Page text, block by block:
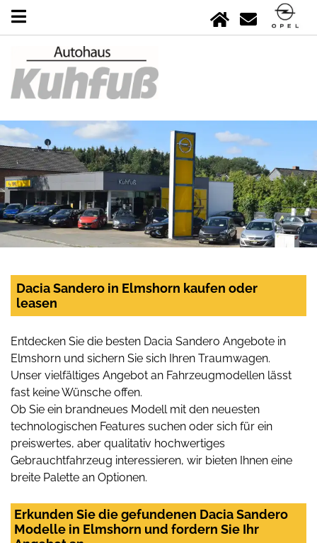
Dacia Sandero in Elmshorn kaufen oder
leasen
Entdecken Sie die besten Dacia Sandero Angebote in
Elmshorn und sichern Sie sich Ihren Traumwagen.
Unser vielfältiges Angebot an Fahrzeugmodellen lässt
fast keine Wünsche offen.
Ob Sie ein brandneues Modell mit den neuesten
technologischen Features suchen oder sich für ein
preiswertes, aber qualitativ hochwertiges
Gebrauchtfahrzeug interessieren, wir bieten Ihnen eine
breite Palette an Optionen.
Erkunden Sie die gefundenen Dacia Sandero
Modelle in Elmshorn und fordern Sie Ihr